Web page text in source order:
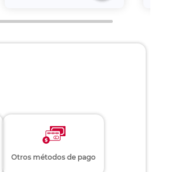
Otros métodos de pago